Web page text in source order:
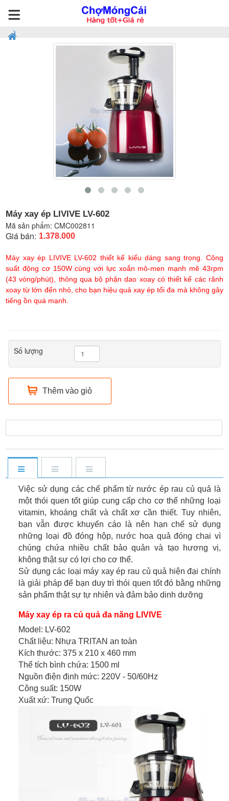
Máy xay ép LIVIVE LV-602
Mã sản phẩm:CMC002811
Giá bán: 1.378.000
Máy xay ép LIVIVE LV-602 thiết kế kiểu dáng sang trọng. Công
suất động cơ 150W cùng với lực xoắn mô-men mạnh mẽ 43rpm
(43 vòng/phút), thông qua bộ phận dao xoay có thiết kế các rãnh
xoay từ lớn đến nhỏ, cho bạn hiệu quả xay ép tối đa mà không gây
tiếng ồn quá mạnh.
Số lượng
Thêm vào giỏ
Việc sử dụng các chế phẩm từ nước ép rau củ quả là
một thói quen tốt giúp cung cấp cho cơ thể những loại
vitamin, khoáng chất và chất xơ cần thiết. Tuy nhiên,
bạn vẫn được khuyến cáo là nên hạn chế sử dụng
những loại đồ đóng hộp, nước hoa quả đóng chai vì
chúng chứa nhiều chất bảo quản và tạo hương vị,
không thật sự có lợi cho cơ thể.
Sử dụng các loại máy xay ép rau củ quả hiện đại chính
là giải pháp để bạn duy trì thói quen tốt đó bằng những
sản phẩm thật sự tự nhiên và đảm bảo dinh dưỡng
Máy xay ép ra củ quả đa năng LIVIVE
Model: LV-602
Chất liệu: Nhựa TRITAN an toàn
Kích thước: 375 x 210 x 460 mm
Thể tích bình chứa: 1500 ml
Nguồn điện định mức: 220V - 50/60Hz
Công suất: 150W
Xuất xứ: Trung Quốc